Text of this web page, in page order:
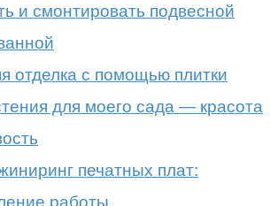
и смонтировать подвесной
отделка с помощью плитки
для моего сада — красота
печатных плат:
работы